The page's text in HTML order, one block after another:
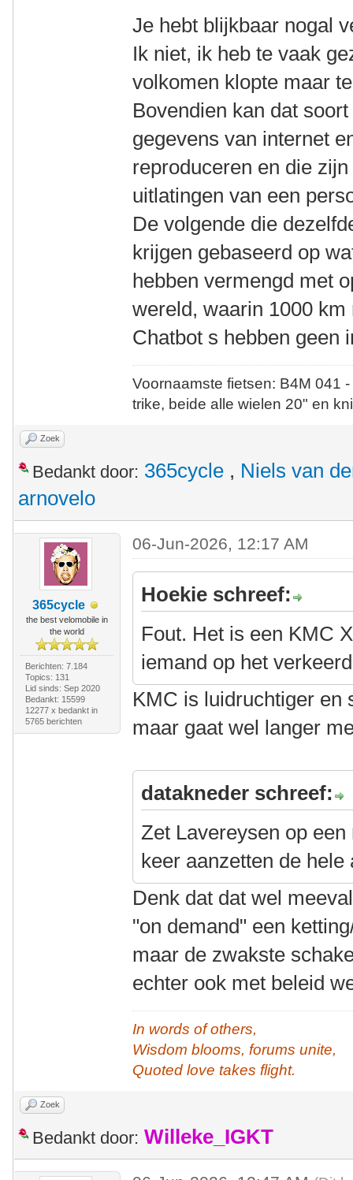
Je hebt blijkbaar nogal
Ik niet, ik heb te vaak
volkomen klopte maar
Bovendien kan dat
gegevens van internet
reproduceren en die
uitlatingen van een
De volgende die
krijgen gebaseerd op
hebben vermengd met
wereld, waarin 1000
Chatbot s hebben geen
Voornaamste fietsen: B4M
trike, beide alle wielen 20" en
Zoek
Bedankt door: 365cycle , Niels van
arnovelo
365cycle
the best velomobile in
the world
Berichten: 7.184
Topics: 131
Lid sinds: Sep 2020
Bedankt: 15599
12277 x bedankt in
5765 berichten
06-Jun-2026, 12:17 AM
Hoekie schreef:
Fout. Het is een KMC
iemand op het
KMC is luidruchtiger en
maar gaat wel langer
datakneder schreef:
Zet Lavereysen op
keer aanzetten de
Denk dat dat wel
"on demand" een
maar de zwakste
echter ook met beleid
In words of others,
Wisdom blooms, forums unite,
Quoted love takes flight.
Zoek
Bedankt door: Willeke_IGKT